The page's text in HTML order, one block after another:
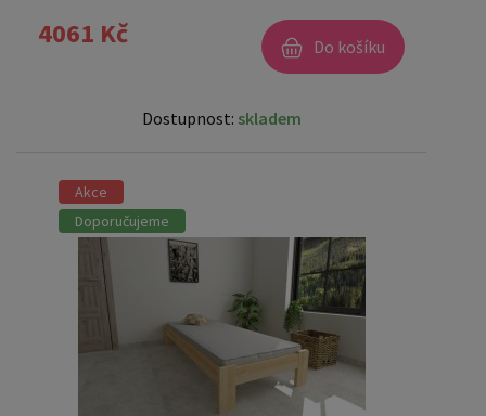
4061 Kč Do košíku
Dostupnost: skladem
Akce
Doporučujeme